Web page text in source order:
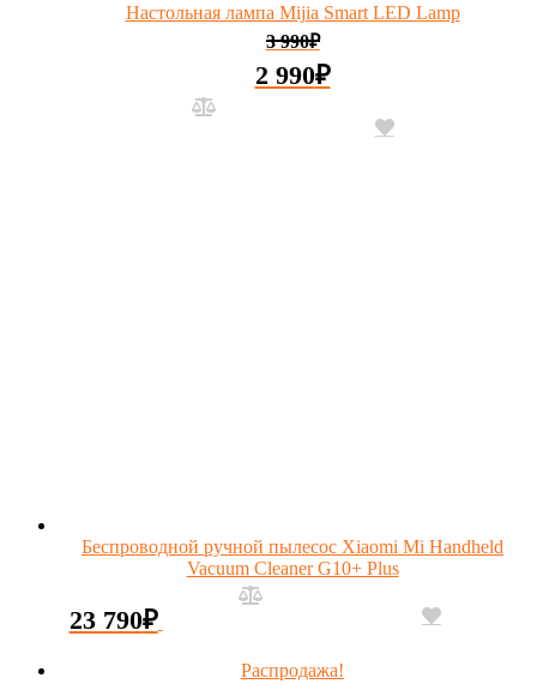
Настольная лампа Mijia Smart LED Lamp
3 990₽
2 990₽
Беспроводной ручной пылесос Xiaomi Mi Handheld
Vacuum Cleaner G10+ Plus
23 790₽
Распродажа!